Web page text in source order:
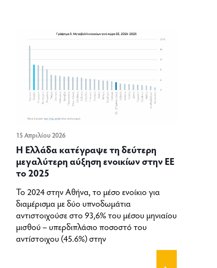
15 Απριλίου 2026
Η Ελλάδα κατέγραψε τη δεύτερη
μεγαλύτερη αύξηση ενοικίων στην ΕΕ
το 2025
Το 2024 στην Αθήνα, το μέσο ενοίκιο για
διαμέρισμα με δύο υπνοδωμάτια
αντιστοιχούσε στο 93,6% του μέσου μηνιαίου
μισθού – υπερδιπλάσιο ποσοστό του
αντίστοιχου (45.6%) στην